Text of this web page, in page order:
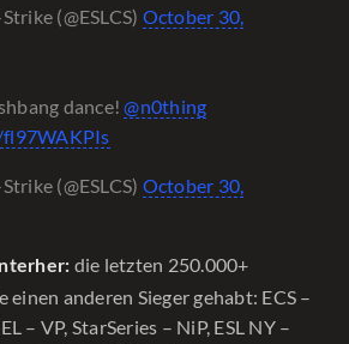
(@ESLCS) October 30,
dance!@n0thing
(@ESLCS) October 30,
die letzten 250.000+
einen anderen Sieger gehabt: ECS –
– VP, StarSeries – NiP, ESL NY –